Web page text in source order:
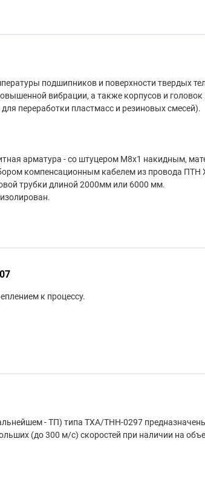
подшипников и поверхности твердых
вибрации, а также корпусов и головок
переработки пластмасс и резиновых смесей).
арматура - со штуцером М8х1 накидным,
компенсационным кабелем из провода ПТН
трубки длиной 2000мм или 6000 мм.
к процессу.
- ТП) типа ТХА/ТНН-0297
(до 300 м/с) скоростей при наличии на